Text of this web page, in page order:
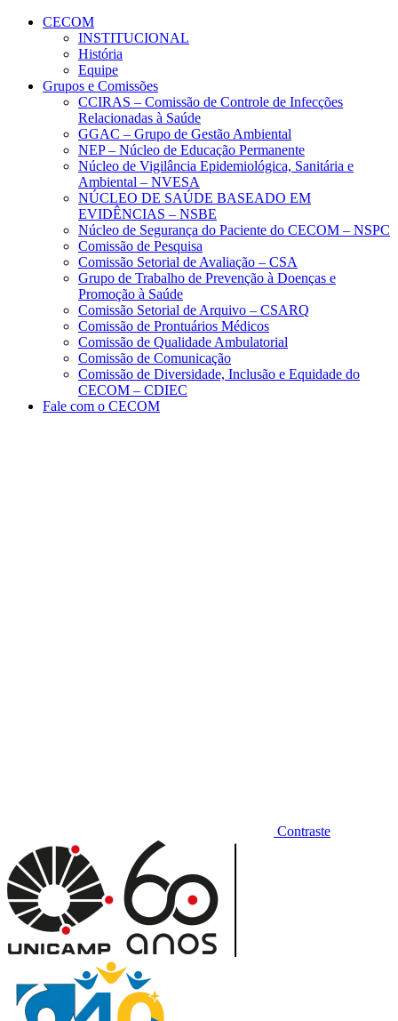
Conteúdo principal
CECOM
INSTITUCIONAL
História
Equipe
Grupos e Comissões
CCIRAS – Comissão de Controle de Infecções
Relacionadas à Saúde
GGAC – Grupo de Gestão Ambiental
NEP – Núcleo de Educação Permanente
Núcleo de Vigilância Epidemiológica, Sanitária e
Ambiental – NVESA
NÚCLEO DE SAÚDE BASEADO EM
EVIDÊNCIAS – NSBE
Núcleo de Segurança do Paciente do CECOM – NSPC
Comissão de Pesquisa
Comissão Setorial de Avaliação – CSA
Grupo de Trabalho de Prevenção à Doenças e
Promoção à Saúde
Comissão Setorial de Arquivo – CSARQ
Comissão de Prontuários Médicos
Comissão de Qualidade Ambulatorial
Comissão de Comunicação
Comissão de Diversidade, Inclusão e Equidade do
CECOM – CDIEC
Fale com o CECOM
Contraste